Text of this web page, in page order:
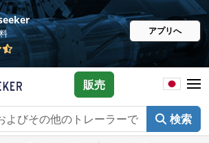
アプリへ
検索
販売